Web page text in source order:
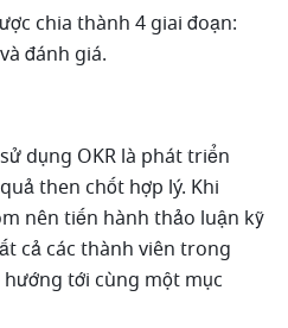
chia thành 4 giai đoạn:
đánh giá.
dụng OKR là phát triển
then chốt hợp lý. Khi
nên tiến hành thảo luận kỹ
cả các thành viên trong
tới cùng một mục